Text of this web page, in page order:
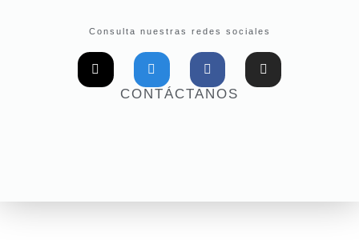
Consulta nuestras redes sociales
CONTÁCTANOS